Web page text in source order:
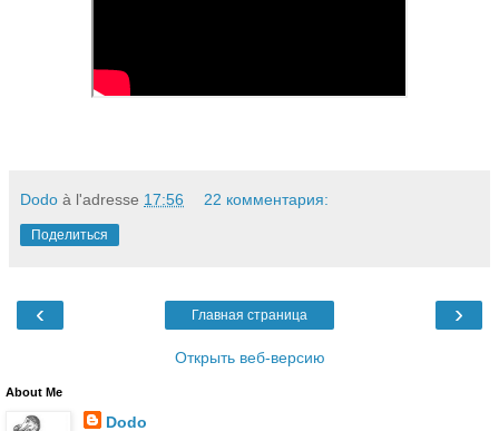
Dodo à l'adresse 17:56 22 комментария:
Поделиться
‹ ›
Главная страница
Открыть веб-версию
About Me
Dodo